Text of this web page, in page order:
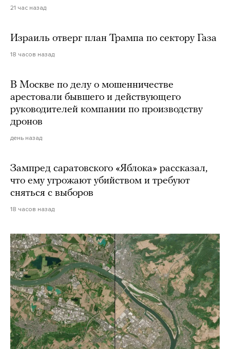
21 час назад
Израиль отверг план Трампа по сектору Газа
18 часов назад
В Москве по делу о мошенничестве
арестовали бывшего и действующего
руководителей компании по производству
дронов
день назад
Зампред саратовского «Яблока» рассказал,
что ему угрожают убийством и требуют
сняться с выборов
18 часов назад